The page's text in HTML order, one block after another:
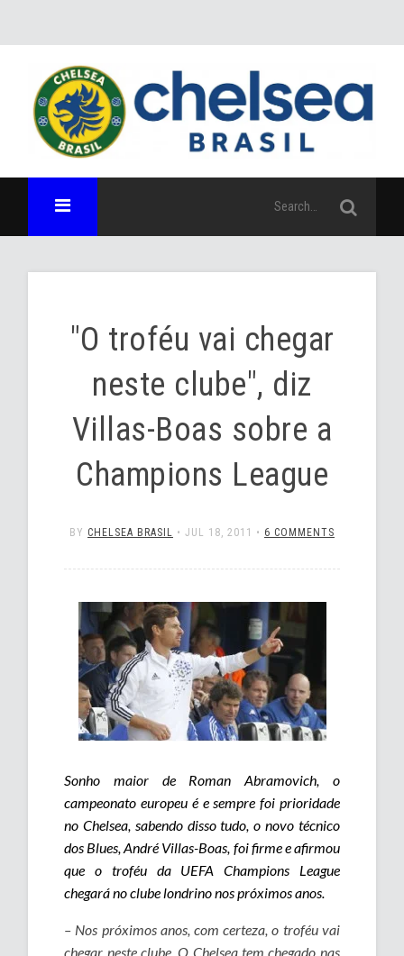
"O troféu vai chegar
neste clube", diz
Villas-Boas sobre a
Champions League
BY CHELSEA BRASIL • JUL 18, 2011 • 6 COMMENTS
Sonho maior de Roman Abramovich, o
campeonato europeu é e sempre foi prioridade
no Chelsea, sabendo disso tudo, o novo técnico
dos Blues, André Villas-Boas, foi firme e afirmou
que o troféu da UEFA Champions League
chegará no clube londrino nos próximos anos.
– Nos próximos anos, com certeza, o troféu vai
chegar neste clube. O Chelsea tem chegado nas